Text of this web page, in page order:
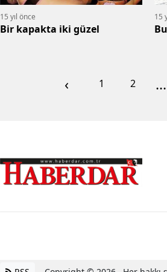
15 yıl önce
Bir kapakta iki güzel
15
‹ 1 2 ...